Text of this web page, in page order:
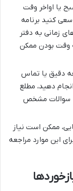
یا اواخر وقت
کنید برنامه
زمانی به دفتر
وقت بودن ممکن
دقیق یا تماس
دهید، مطلع
سوالات مشخص
ممکن است نیاز
این موارد مراجعه